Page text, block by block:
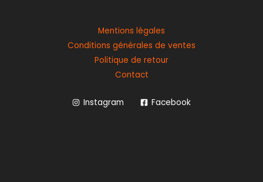
Mentions légales
Conditions générales de ventes
Politique de retour
Contact
Instagram Facebook